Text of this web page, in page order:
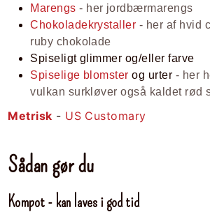
Marengs - her jordbærmarengs
Chokoladekrystaller - her af hvid
ruby chokolade
Spiseligt glimmer og/eller farve
Spiselige blomster og urter - her
vulkan surkløver også kaldet rød
Metrisk - US Customary
Sådan gør du
Kompot - kan laves i god tid